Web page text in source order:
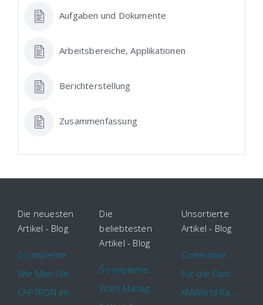
Aufgaben und Dokumente
Arbeitsbereiche, Applikationen
Berichterstellung
Zusammenfassung
Die neuesten
Artikel - Blog
So implementieren Sie BPMS erfolgreich in Ihrem Unternehmen
Wie Man Gleichzeitig Mehrere Projekte Leitet – 5 Dinge Die Sie Wissen Sollten
CAPTRON implementiert Comindware für die durchgehende „Order to Assemble“-Prozessautomatisierung
Die
beliebtesten
Artikel - Blog
So implementieren Sie BPMS erfolgreich in Ihrem Unternehmen
Work Management Tools und Online Collaboration
Unsortierte
Artikel - Blog
Comindware Project erweitert Funktionalitäten für Projektteams
Für die Optimierung von Arbeitsabläufen sind Cloud Automation Tools die erste Wahl
KMWorld Ranking: Comindware unter den TOP 100